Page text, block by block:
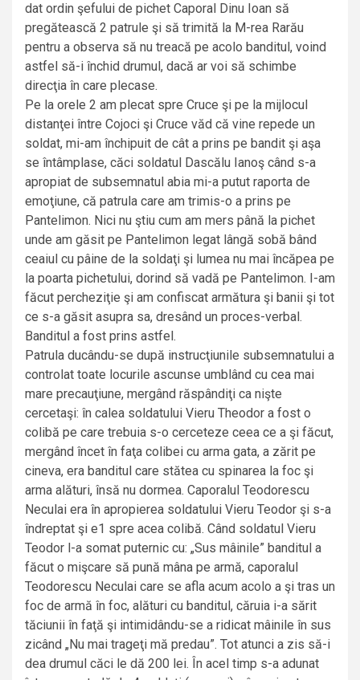
dat ordin şefului de pichet Caporal Dinu Ioan să
pregătească 2 patrule şi să trimită la M-rea Rarău
pentru a observa să nu treacă pe acolo banditul, voind
astfel să-i închid drumul, dacă ar voi să schimbe
direcţia în care plecase.
Pe la orele 2 am plecat spre Cruce şi pe la mijlocul
distanţei între Cojoci şi Cruce văd că vine repede un
soldat, mi-am închipuit de cât a prins pe bandit şi aşa
se întâmplase, căci soldatul Dascălu Ianoş când s-a
apropiat de subsemnatul abia mi-a putut raporta de
emoţiune, că patrula care am trimis-o a prins pe
Pantelimon. Nici nu ştiu cum am mers până la pichet
unde am găsit pe Pantelimon legat lângă sobă bând
ceaiul cu pâine de la soldaţi şi lumea nu mai încăpea pe
la poarta pichetului, dorind să vadă pe Pantelimon. I-am
făcut percheziţie şi am confiscat armătura şi banii şi tot
ce s-a găsit asupra sa, dresând un proces-verbal.
Banditul a fost prins astfel.
Patrula ducându-se după instrucţiunile subsemnatului a
controlat toate locurile ascunse umblând cu cea mai
mare precauţiune, mergând răspândiţi ca nişte
cercetaşi: în calea soldatului Vieru Theodor a fost o
colibă pe care trebuia s-o cerceteze ceea ce a şi făcut,
mergând încet în faţa colibei cu arma gata, a zărit pe
cineva, era banditul care stătea cu spinarea la foc şi
arma alături, însă nu dormea. Caporalul Teodorescu
Neculai era în apropierea soldatului Vieru Teodor şi s-a
îndreptat şi e1 spre acea colibă. Când soldatul Vieru
Teodor l-a somat puternic cu: „Sus mâinile” banditul a
făcut o mişcare să pună mâna pe armă, caporalul
Teodorescu Neculai care se afla acum acolo a şi tras un
foc de armă în foc, alături cu banditul, căruia i-a sărit
tăciunii în faţă şi intimidându-se a ridicat mâinile în sus
zicând „Nu mai trageţi mă predau”. Tot atunci a zis să-i
dea drumul căci le dă 200 lei. În acel timp s-a adunat